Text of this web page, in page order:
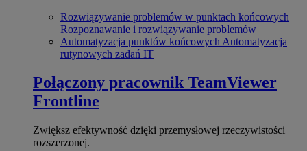
Rozwiązywanie problemów w punktach końcowych
Rozpoznawanie i rozwiązywanie problemów
Automatyzacja punktów końcowych Automatyzacja
rutynowych zadań IT
Połączony pracownik TeamViewer
Frontline
Zwiększ efektywność dzięki przemysłowej rzeczywistości
rozszerzonej.